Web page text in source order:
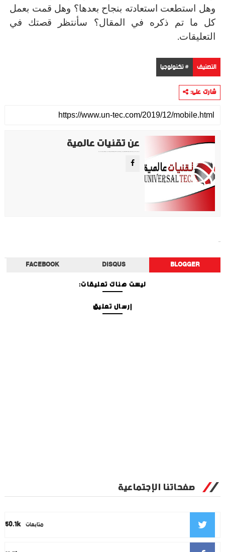
وهل استطعت استعادته بنجاح بعدها؟ وهل قمت بعمل
كل ما تم ذكره في المقال؟ سأنتظر قصتك في
التعليقات.
التصنيف # تكنولوجيا
شارك على:
عن تقنيات عالمية
BLOGGER
DISQUS
FACEBOOK
ليست هناك تعليقات:
إرسال تعليق
صفحاتنا الإجتماعية
50.1k متابعات